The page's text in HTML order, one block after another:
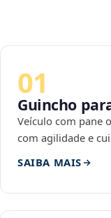
01
Guincho
Veículo com pane
com agilidade e
SAIBA MAIS